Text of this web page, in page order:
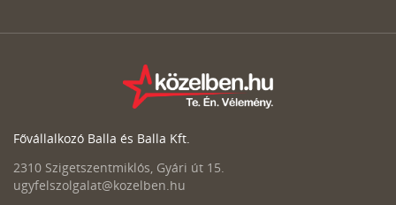
Fővállalkozó Balla és Balla Kft.
2310 Szigetszentmiklós, Gyári út 15.
ugyfelszolgalat@kozelben.hu